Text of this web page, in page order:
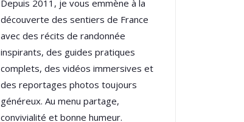
Depuis 2011, je vous emmène à la
découverte des sentiers de France
avec des récits de randonnée
inspirants, des guides pratiques
complets, des vidéos immersives et
des reportages photos toujours
généreux. Au menu partage,
convivialité et bonne humeur.